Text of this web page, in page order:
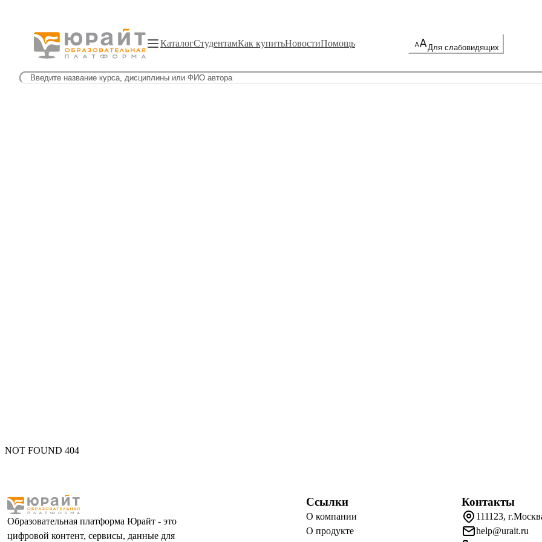
КаталогСтудентамКак купитьНовостиПомощь Для слабовидящих
NOT FOUND 404
Образовательная платформа Юрайт - это
цифровой контент, сервисы, данные для
Ссылки
О компании
О продукте
Контакты
111123,
help@urait.ru